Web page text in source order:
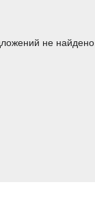
не найдено.